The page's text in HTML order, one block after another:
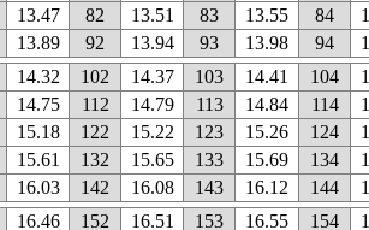
13.47 82 13.51 83 13.55 84
13.89 92 13.94 93 13.98 94
14.32 102 14.37 103 14.41 104
14.75 112 14.79 113 14.84 114
15.18 122 15.22 123 15.26 124
15.61 132 15.65 133 15.69 134
16.03 142 16.08 143 16.12 144
16.46 152 16.51 153 16.55 154